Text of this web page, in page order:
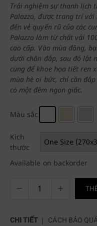
Trải nghiệm sự thanh lịch
Palazzo, được trang trí
đến vẻ quyến rũ của các
Palazzo làm từ chất vải
cao cấp. Vào mùa đông,
dưới chăn đắp, sau đó lật
cùng để khoe họa tiết ren
mùa hè oi bức, chỉ cần
có một đêm ngon giấc.
Màu sắc
Kích
thước
Available on backorder
CHI TIẾT CÁCH BẢO